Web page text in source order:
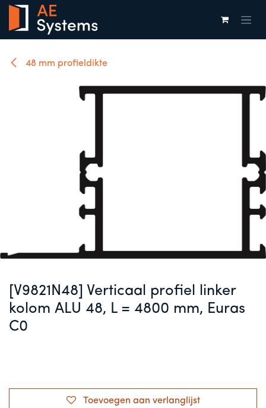
Overslaan naar inhoud
48 mm profieldikte
[V9821N48] Verticaal profiel linker
kolom ALU 48, L = 4800 mm, Euras
C0
Toevoegen aan verlanglijst